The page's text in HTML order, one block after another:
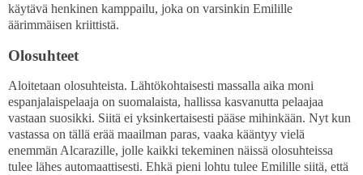
käytävä henkinen kamppailu, joka on varsinkin Emilille
äärimmäisen kriittistä.
Olosuhteet
Aloitetaan olosuhteista. Lähtökohtaisesti massalla aika moni
espanjalaispelaaja on suomalaista, hallissa kasvanutta pelaajaa
vastaan suosikki. Siitä ei yksinkertaisesti pääse mihinkään. Nyt kun
vastassa on tällä erää maailman paras, vaaka kääntyy vielä
enemmän Alcarazille, jolle kaikki tekeminen näissä olosuhteissa
tulee lähes automaattisesti. Ehkä pieni lohtu tulee Emilille siitä, että